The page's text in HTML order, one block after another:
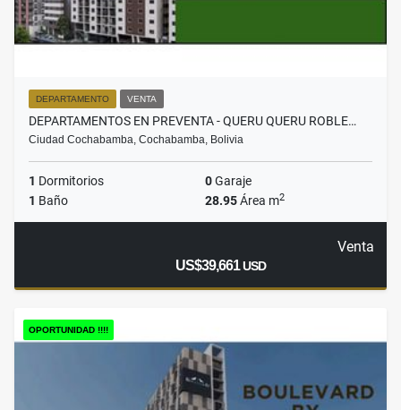
DEPARTAMENTO VENTA
DEPARTAMENTOS EN PREVENTA - QUERU QUERU ROBLE…
Ciudad Cochabamba, Cochabamba, Bolivia
1 Dormitorios 0Garaje
1 Baño 28.95Área m2
Venta
US$39,661USD
OPORTUNIDAD !!!!